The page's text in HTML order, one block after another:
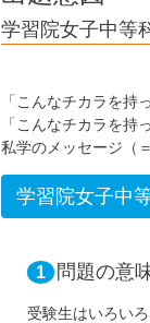
学習院女子中等
「こんなチカラを持
「こんなチカラを持
私学のメッセージ（
学習院女子中
1 問題の意
受験生はいろい